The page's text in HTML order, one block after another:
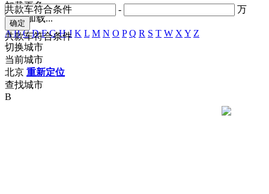
- 万
共款车符合条件
共款车符合条件
加载更多
正在加载...
A B C D F G H J K L M N O P Q R S T W X Y Z
切换城市
当前城市
北京 重新定位
查找城市
B